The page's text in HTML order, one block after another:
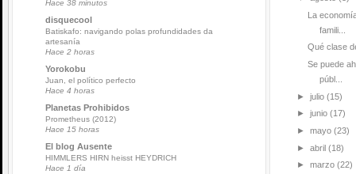
Hace 38 minutos
disquecool
Batiskafo: navigando polas profundidades da
artesanía
Hace 2 horas
Yorokobu
Juan, el político perfecto
Hace 4 horas
Planetas Prohibidos
Prometheus (2012)
Hace 15 horas
El blog Ausente
HIMMLERS HIRN heisst HEYDRICH
Hace 1 día
La
famili...
Qué clase
Se puede
públ...
► julio (15)
► junio (17)
► mayo (23)
► abril (18)
► marzo (22)